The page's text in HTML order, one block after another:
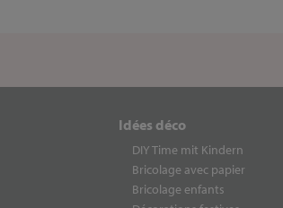
Idées déco
DIY Time mit Kindern
Bricolage avec papier
Bricolage enfants